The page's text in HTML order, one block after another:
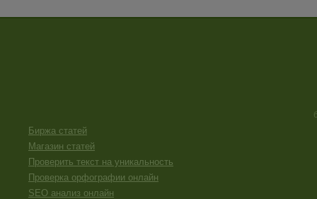
Биржа статей
Магазин статей
Проверить текст на уникальность
Проверка орфографии онлайн
SEO анализ онлайн